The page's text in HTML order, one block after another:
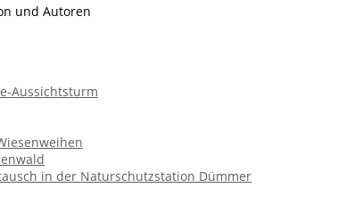
und Autoren
Aussichtsturm
in der Naturschutzstation Dümmer